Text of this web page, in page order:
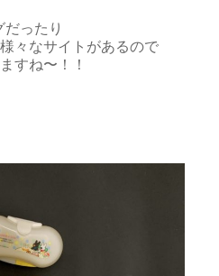
ったり
々なサイトがあるので
すね〜！！